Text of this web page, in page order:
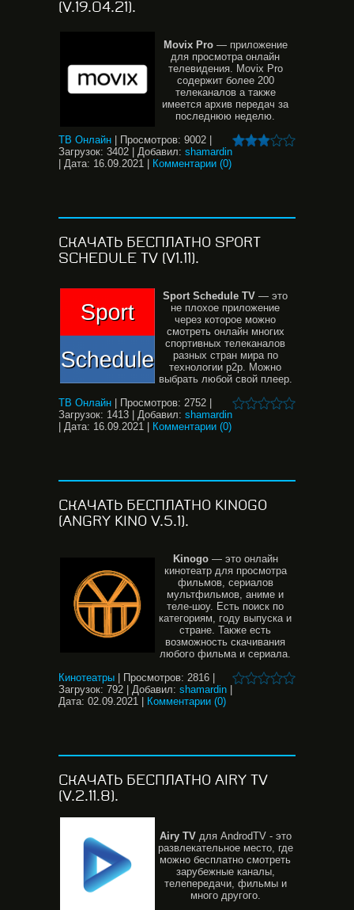
(V.19.04.21).
Movix Pro— приложение
для просмотра онлайн
телевидения. Movix Pro
содержит более 200
телеканалов а также
имеется архив передач за
последнюю неделю.
ТВ Онлайн
Просмотров: 9002
Загрузок: 3402 Добавил: shamardin
Дата: 16.09.2021 Комментарии (0)
СКАЧАТЬ БЕСПЛАТНО SPORT
SCHEDULE TV (V1.11).
Sport Schedule TV — это
не плохое приложение
через которое можно
смотреть онлайн многих
спортивных телеканалов
разных стран мира по
технологии p2p. Можно
выбрать любой свой плеер.
ТВ Онлайн
Просмотров: 2752
Загрузок: 1413 Добавил: shamardin
Дата: 16.09.2021 Комментарии (0)
СКАЧАТЬ БЕСПЛАТНО KINOGO
(ANGRY KINO V.5.1).
Kinogo— это онлайн
кинотеатр для просмотра
фильмов, сериалов
мультфильмов, аниме и
теле-шоу. Есть поиск по
категориям, году выпуска и
стране. Также есть
возможность скачивания
любого фильма и сериала.
Кинотеатры
Просмотров: 2816
Загрузок: 792 Добавил: shamardin
Дата: 02.09.2021 Комментарии (0)
СКАЧАТЬ БЕСПЛАТНО AIRY TV
(V.2.11.8).
Airy TVдля AndrodTV - это
развлекательное место, где
можно бесплатно смотреть
зарубежныe каналы,
телепередачи, фильмы и
много другого.